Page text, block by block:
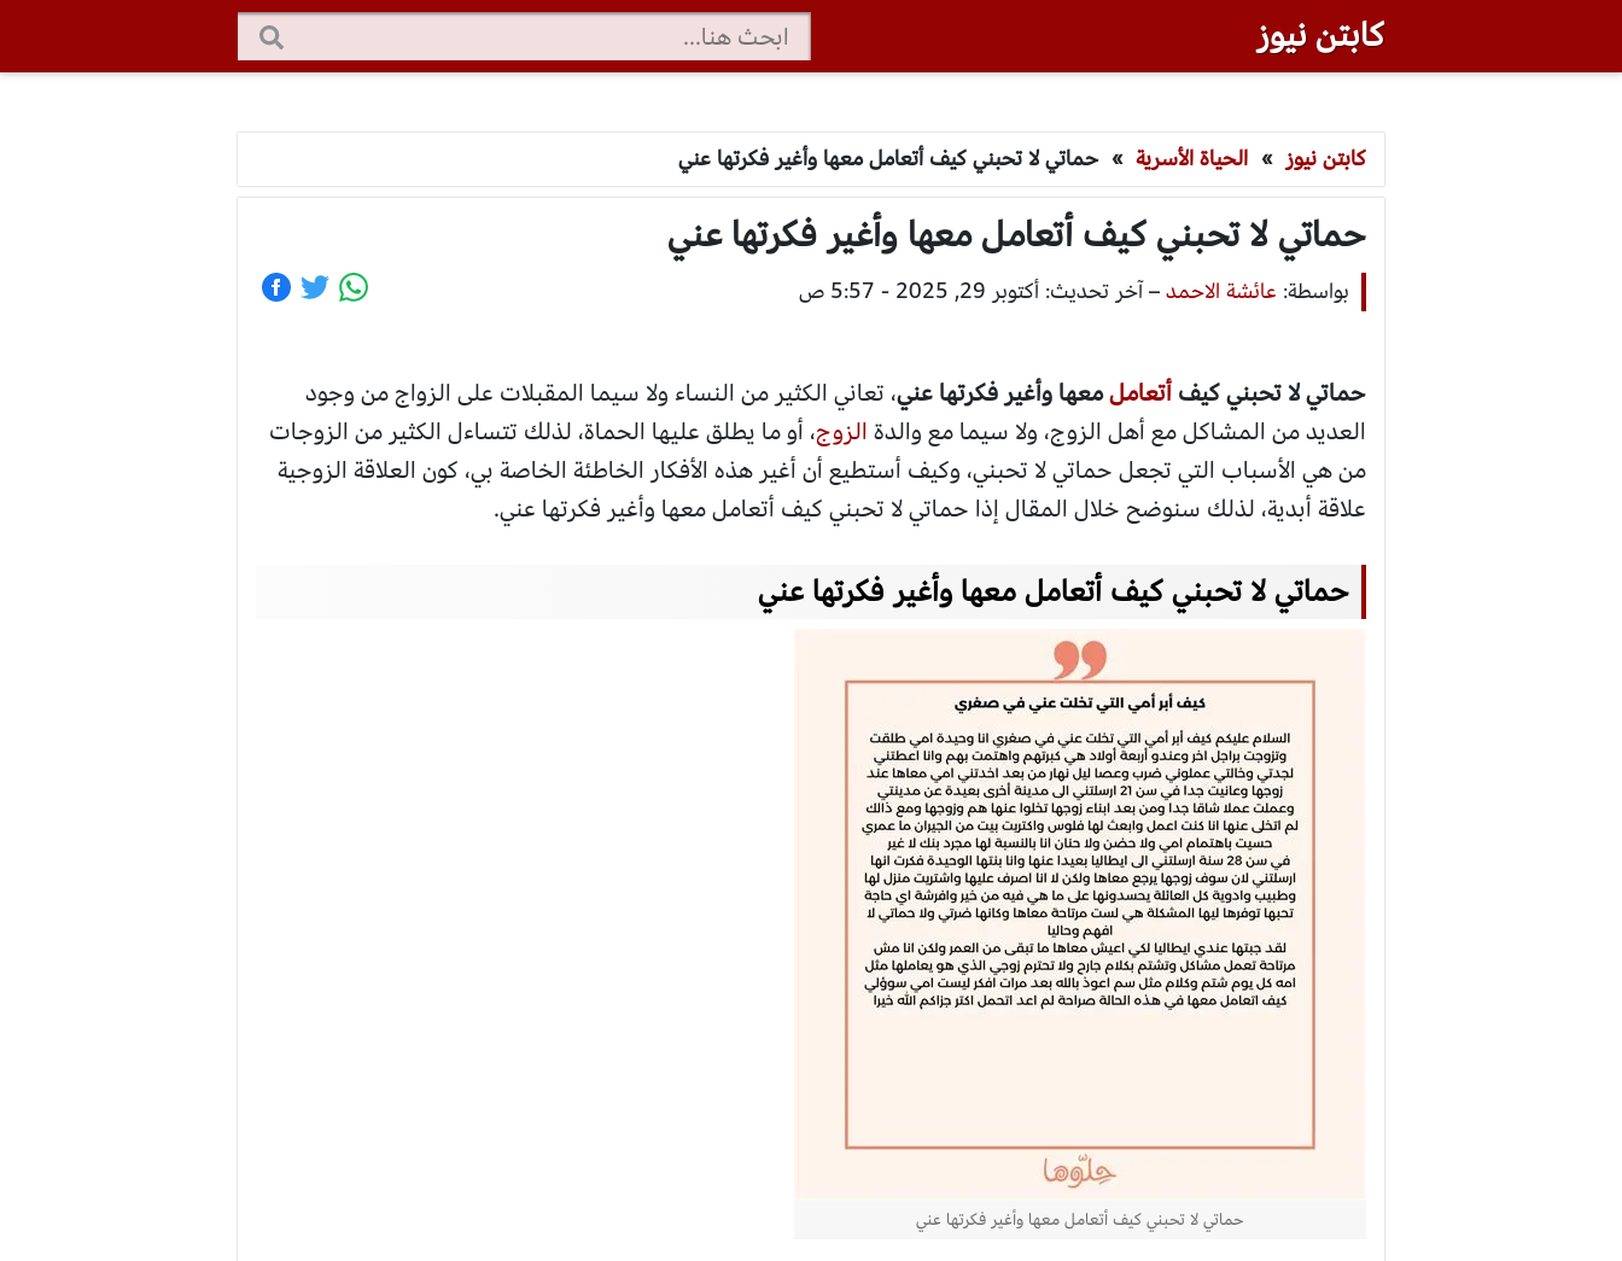
كابتن نيوز
كابتن نيوز » الحياة الأسرية » حماتي لا تحبني كيف أتعامل معها وأغير فكرتها عني
حماتي لا تحبني كيف أتعامل معها وأغير فكرتها عني
بواسطة: عائشة الاحمد–آخر تحديث: أكتوبر 29, 2025 - 5:57 ص
حماتي لا تحبني كيفأتعاملمعها وأغير فكرتها عني، تعاني الكثير من النساء ولا سيما المقبلات على الزواج من وجود
العديد من المشاكل مع أهل الزوج، ولا سيما مع والدةالزوج، أو ما يطلق عليها الحماة، لذلك تتساءل الكثير من الزوجات
من هي الأسباب التي تجعل حماتي لا تحبني، وكيف أستطيع أن أغير هذه الأفكار الخاطئة الخاصة بي، كون العلاقة الزوجية
علاقة أبدية، لذلك سنوضح خلال المقال إذا حماتي لا تحبني كيف أتعامل معها وأغير فكرتها عني.
حماتي لا تحبني كيف أتعامل معها وأغير فكرتها عني
حماتي لا تحبني كيف أتعامل معها وأغير فكرتها عني